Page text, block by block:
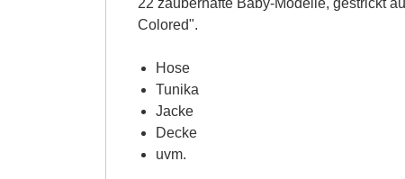
Colored".
Hose
Tunika
Jacke
Decke
uvm.